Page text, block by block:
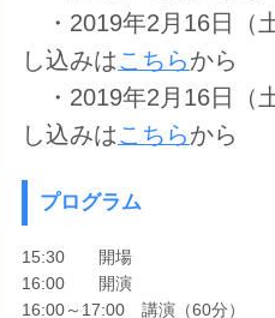
・2019年2月16日（
し込みはこちらから
・2019年2月16日（
し込みはこちらから
プログラム
15:30 開場
16:00 開演
16:00～17:00 講演（60分）